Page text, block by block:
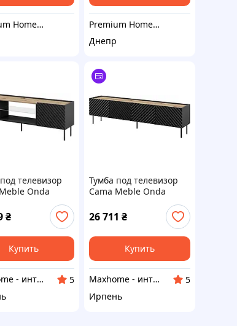
Premium Home Decor
Premium Home Decor
Днепр
телевизор
Onda
58 черная
₴
Купить
Maxhome - интернет магазин
5
Тумба под телевизор
Cama Meble Onda
напольная
26 711 ₴
Купить
Maxhome - интернет магазин
5
Ирпень